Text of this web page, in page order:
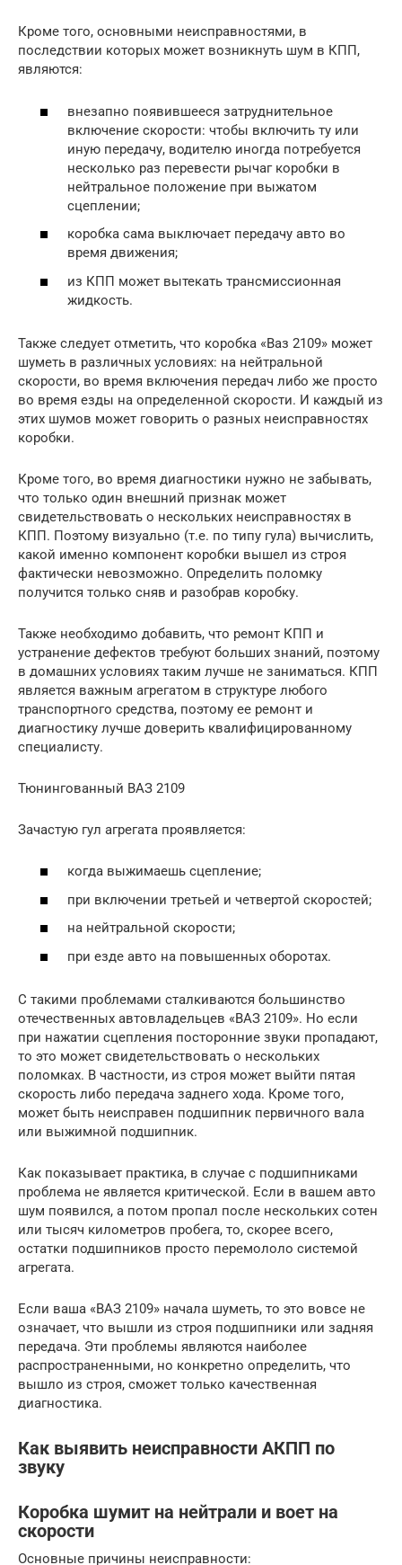
Кроме того, основными неисправностями, в
последствии которых может возникнуть шум в КПП,
являются:
внезапно появившееся затруднительное
включение скорости: чтобы включить ту или
иную передачу, водителю иногда потребуется
несколько раз перевести рычаг коробки в
нейтральное положение при выжатом
сцеплении;
коробка сама выключает передачу авто во
время движения;
из КПП может вытекать трансмиссионная
жидкость.
Также следует отметить, что коробка «Ваз 2109» может
шуметь в различных условиях: на нейтральной
скорости, во время включения передач либо же просто
во время езды на определенной скорости. И каждый из
этих шумов может говорить о разных неисправностях
коробки.
Кроме того, во время диагностики нужно не забывать,
что только один внешний признак может
свидетельствовать о нескольких неисправностях в
КПП. Поэтому визуально (т.е. по типу гула) вычислить,
какой именно компонент коробки вышел из строя
фактически невозможно. Определить поломку
получится только сняв и разобрав коробку.
Также необходимо добавить, что ремонт КПП и
устранение дефектов требуют больших знаний, поэтому
в домашних условиях таким лучше не заниматься. КПП
является важным агрегатом в структуре любого
транспортного средства, поэтому ее ремонт и
диагностику лучше доверить квалифицированному
специалисту.
Тюнингованный ВАЗ 2109
Зачастую гул агрегата проявляется:
когда выжимаешь сцепление;
при включении третьей и четвертой скоростей;
на нейтральной скорости;
при езде авто на повышенных оборотах.
С такими проблемами сталкиваются большинство
отечественных автовладельцев «ВАЗ 2109». Но если
при нажатии сцепления посторонние звуки пропадают,
то это может свидетельствовать о нескольких
поломках. В частности, из строя может выйти пятая
скорость либо передача заднего хода. Кроме того,
может быть неисправен подшипник первичного вала
или выжимной подшипник.
Как показывает практика, в случае с подшипниками
проблема не является критической. Если в вашем авто
шум появился, а потом пропал после нескольких сотен
или тысяч километров пробега, то, скорее всего,
остатки подшипников просто перемололо системой
агрегата.
Если ваша «ВАЗ 2109» начала шуметь, то это вовсе не
означает, что вышли из строя подшипники или задняя
передача. Эти проблемы являются наиболее
распространенными, но конкретно определить, что
вышло из строя, сможет только качественная
диагностика.
Как выявить неисправности АКПП по
звуку
Коробка шумит на нейтрали и воет на
скорости
Основные причины неисправности: